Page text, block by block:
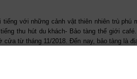
tiếng với những cảnh vật thiên nhiên trù phú
thu hút du khách- Bảo tàng thế giới
từ tháng 11/2018. Đến nay, bảo tàng là
Đến với địa điểm siêu hot này, bạn sẽ ồ lên
kiến trúc nhà rông dài và sóng âm từ
đa hình, theo không gian quen thuộc đặc